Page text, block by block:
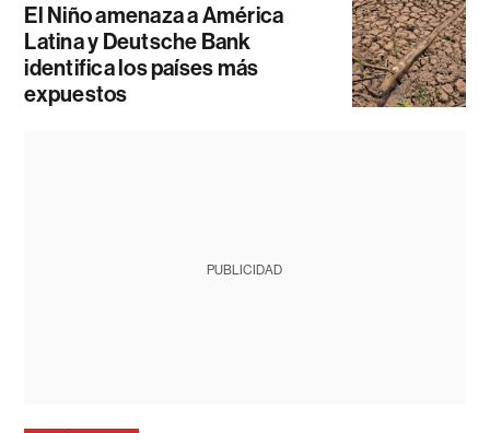
El Niño amenaza a América
Latina y Deutsche Bank
identifica los países más
expuestos
PUBLICIDAD